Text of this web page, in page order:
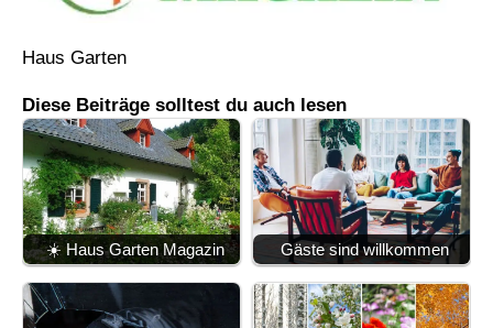
Haus Garten
Diese Beiträge solltest du auch lesen
☀️ Haus Garten Magazin Gäste sind willkommen